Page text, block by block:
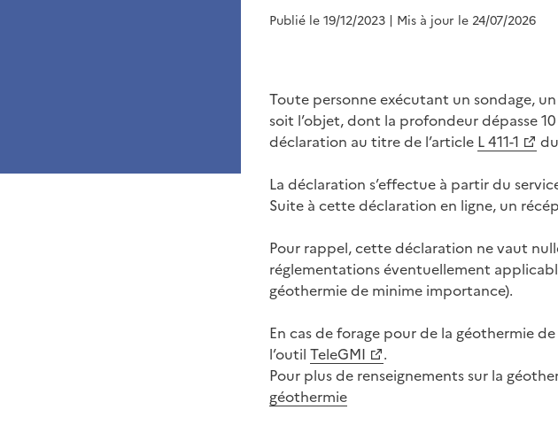
Publié le 19/12/2023 | Mis à jour le 24/07/2026
Toute personne exécutant un sondage,
soit l’objet, dont la profondeur dépasse
déclaration au titre de l’article L 411-1
La déclaration s’effectue à partir du
Suite à cette déclaration en ligne, un
Pour rappel, cette déclaration ne vaut
réglementations éventuellement
géothermie de minime importance).
En cas de forage pour de la géothermie
l’outil TeleGMI
.
Pour plus de renseignements sur la
géothermie